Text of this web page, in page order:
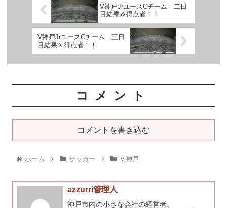
V神戸JrユースCチーム 二日
目結果＆得点者！！
V神戸JrユースCチーム 三日
目結果＆得点者！！
コメント
コメントを書き込む
ホーム サッカー Ｖ神戸
azzurri管理人
神戸市内の小さな会社の経営者。